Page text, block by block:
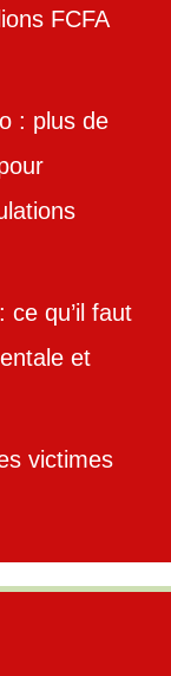
FCFA
: plus de
ce qu’il faut
et
victimes